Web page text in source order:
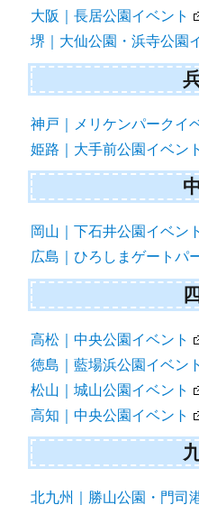
大阪｜長居公園イベント
堺｜大仙公園・浜寺公園
神戸｜メリケンパークイ
姫路｜大手前公園イベント
岡山｜下石井公園イベント
広島｜ひろしまゲートパ
高松｜中央公園イベント
徳島｜藍場浜公園イベント
松山｜城山公園イベント
高知｜中央公園イベント
北九州｜勝山公園・門司